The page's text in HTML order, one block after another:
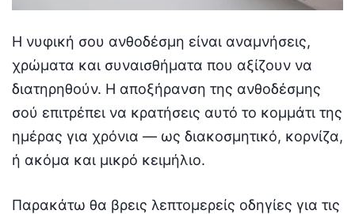
Η νυφική σου ανθοδέσμη είναι αναμνήσεις,
χρώματα και συναισθήματα που αξίζουν να
διατηρηθούν. Η αποξήρανση της ανθοδέσμης
σού επιτρέπει να κρατήσεις αυτό το κομμάτι της
ημέρας για χρόνια — ως διακοσμητικό, κορνίζα,
ή ακόμα και μικρό κειμήλιο.
Παρακάτω θα βρεις λεπτομερείς οδηγίες για τις